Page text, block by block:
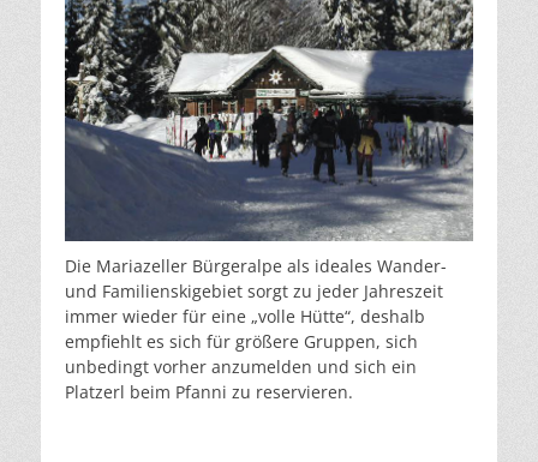
Die Mariazeller Bürgeralpe als ideales Wander-
und Familienskigebiet sorgt zu jeder Jahreszeit
immer wieder für eine „volle Hütte“, deshalb
empfiehlt es sich für größere Gruppen, sich
unbedingt vorher anzumelden und sich ein
Platzerl beim Pfanni zu reservieren.